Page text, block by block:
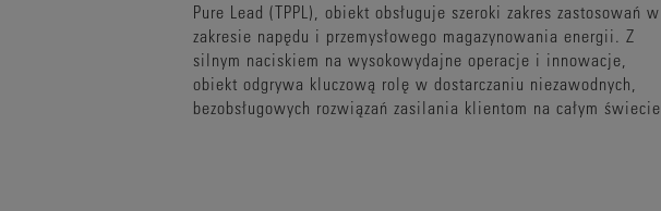
Pure Lead (TPPL), obiekt obsługuje szeroki zakres zastosowań w
zakresie napędu i przemysłowego magazynowania energii. Z
silnym naciskiem na wysokowydajne operacje i innowacje,
obiekt odgrywa kluczową rolę w dostarczaniu niezawodnych,
bezobsługowych rozwiązań zasilania klientom na całym świecie.